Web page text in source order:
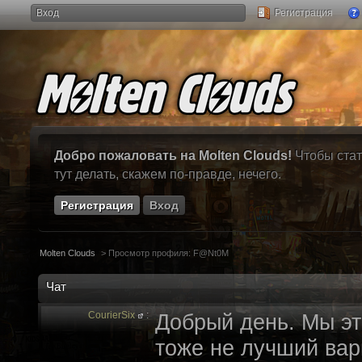
Вход Регистрация
Добро пожаловать на Molten Clouds! Чтобы
тут делать, скажем по-правде, нечего.
Регистрация Вход
Molten Clouds > Просмотр профиля: F@Nt0M
Чат
CourierSix : Добрый день. Мы
тоже не лучший